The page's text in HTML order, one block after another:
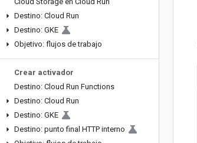
Destino: Cloud Run
Destino: GKE
Objetivo: flujos de trabajo
Crear activador
Destino: Cloud Run Functions
Destino: Cloud Run
Destino: GKE
Destino: punto final HTTP interno